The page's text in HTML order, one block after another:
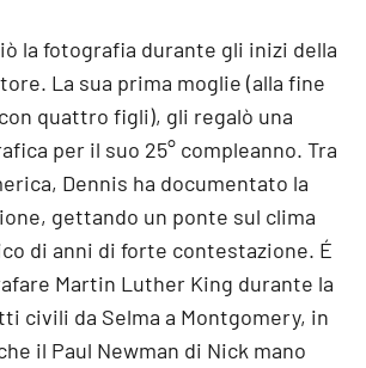
la fotografia durante gli inizi della
La sua prima moglie (alla fine
quattro figli), gli regalò una
per il suo 25° compleanno. Tra
Dennis ha documentato la
gettando un ponte sul clima
di anni di forte contestazione. É
Martin Luther King durante la
civili da Selma a Montgomery, in
il Paul Newman di Nick mano